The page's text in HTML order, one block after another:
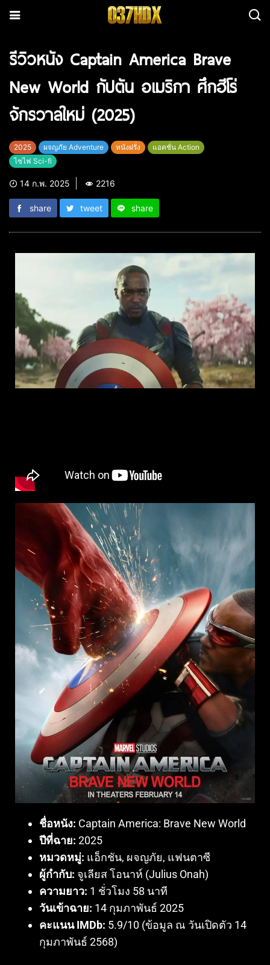
รีวิวหนัง Captain America Brave
New World กัปตัน อเมริกา ศึกฮีโร่
จักรวาลใหม่ (2025)
2025 ผจญภัย Adventure หนังฝรั่ง
แอคชั่น Action
ไซไฟ Sci-fi
14 ก.พ. 2025 2216
share tweet share
ชื่อหนัง: Captain America: Brave New World
ปีที่ฉาย: 2025
หมวดหมู่: แอ็กชัน, ผจญภัย, แฟนตาซี
ผู้กำกับ: จูเลียส โอนาห์ (Julius Onah)
ความยาว: 1 ชั่วโมง 58 นาที
วันเข้าฉาย: 14 กุมภาพันธ์ 2025
คะแนน IMDb: 5.9/10 (ข้อมูล ณ วันเปิดตัว 14
กุมภาพันธ์ 2568)